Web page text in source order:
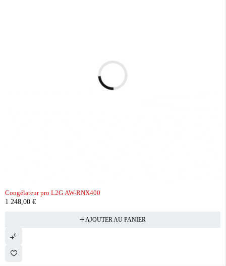
Congélateur pro L2G AW-RNX400
1 248,00 €
AJOUTER AU PANIER